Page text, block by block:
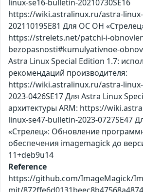
linux-se16-bulletin-20210730SE16
https://wiki.astralinux.ru/astra-
20211019SE81 Для ОС ОН
https://strelets.net/patchi-i-
bezopasnosti#kumulyativnoe-
Astra Linux Special Edition 1.7:
рекомендаций производителя:
https://wiki.astralinux.ru/astra-
2023-0426SE17 Для Astra Linux
архитектуры ARM: https://
linux-se47-bulletin-2023-0727SE47
«Стрелец»: Обновление
обеспечения imagemagick до
11+deb9u14
Reference
https://github.com/ImageMagick/